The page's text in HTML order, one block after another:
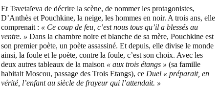
Et Tsvetaïeva de décrire la scène, de nommer les protagonistes,
D’Anthès et Pouchkine, la neige, les hommes en noir. A trois ans, elle
comprenait : « Ce coup de feu, c’est nous tous qu’il a blessés au
ventre. » Dans la chambre noire et blanche de sa mère, Pouchkine est
son premier poète, un poète assassiné. Et depuis, elle divise le monde
ainsi, la foule et le poète, contre la foule, c’est son choix. Avec les
deux autres tableaux de la maison « aux trois étangs » (sa famille
habitait Moscou, passage des Trois Etangs), ce Duel « préparait, en
vérité, l’enfant au siècle de frayeur qui l’attendait. »